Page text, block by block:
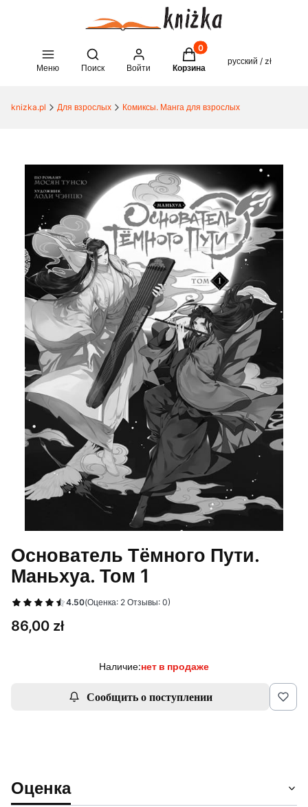
Меню
Open search engine
Поиск Войти
Товары в корзине: 0.
Корзина
русский / zł
knizka.pl Для взрослых Комиксы. Манга для взрослых
Основатель Тёмного Пути.
Маньхуа. Том 1
4.50(Оценка: 2 Отзывы: 0)
Цена
86,00 zł
Наличие:нет в продаже
Сообщить о поступлении
Оценка